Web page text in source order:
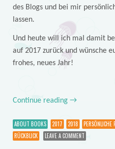
des Blogs und bei mir
lassen.
Und heute will ich mal damit
auf 2017 zurück und wünsche
frohes, neues Jahr!
Continue reading →
ABOUT BOOKS 2017 2018 PERSÖNLICHE
RÜCKBLICK
LEAVE A COMMENT